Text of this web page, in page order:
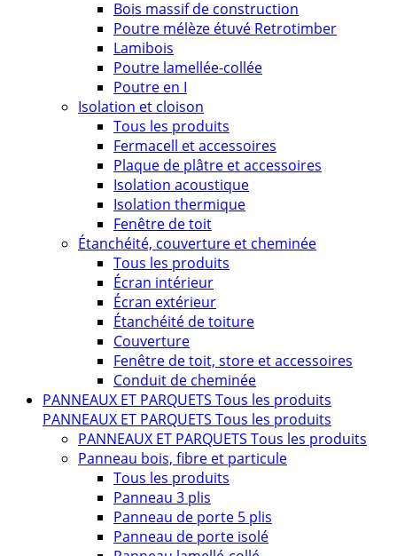
Bois massif de construction
Poutre mélèze étuvé Retrotimber
Lamibois
Poutre lamellée-collée
Poutre en I
Isolation et cloison
Tous les produits
Fermacell et accessoires
Plaque de plâtre et accessoires
Isolation acoustique
Isolation thermique
Fenêtre de toit
Étanchéité, couverture et cheminée
Tous les produits
Écran intérieur
Écran extérieur
Étanchéité de toiture
Couverture
Fenêtre de toit, store et accessoires
Conduit de cheminée
PANNEAUX ET PARQUETS Tous les produits
PANNEAUX ET PARQUETS Tous les produits
PANNEAUX ET PARQUETS Tous les produits
Panneau bois, fibre et particule
Tous les produits
Panneau 3 plis
Panneau de porte 5 plis
Panneau de porte isolé